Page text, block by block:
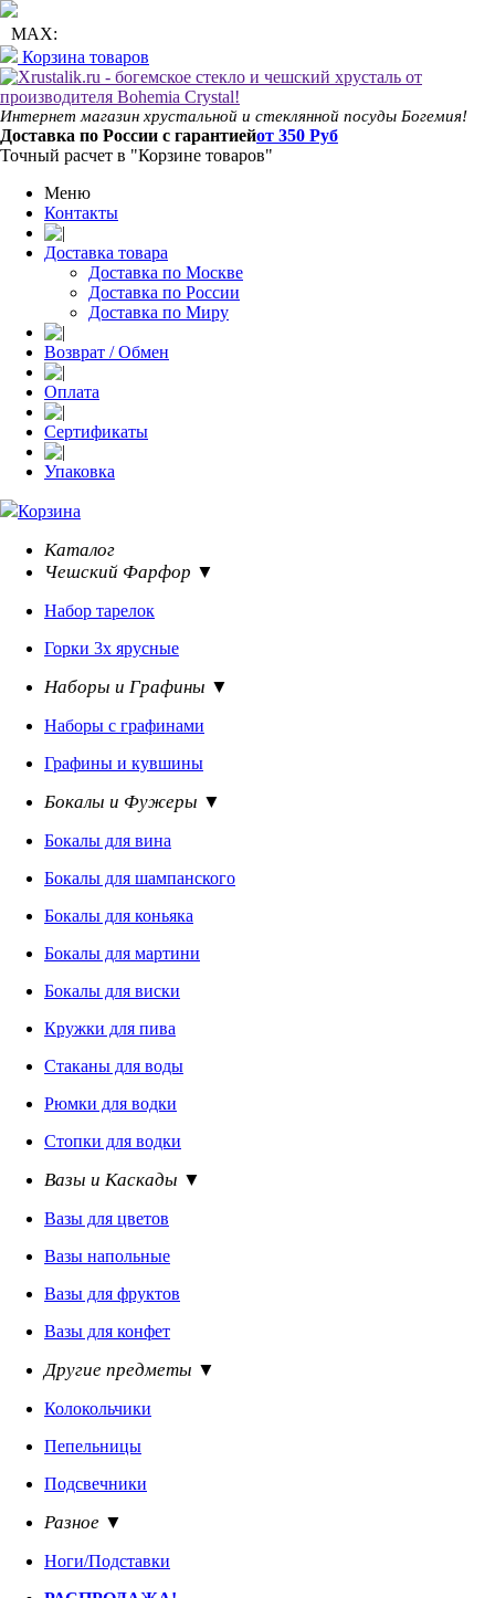
MAX:
Корзина товаров
Интернет магазин хрустальной и стеклянной посуды Богемия!
Доставка по России с гарантиейот 350 Руб
Точный расчет в "Корзине товаров"
Меню
Контакты
Доставка товара
Доставка по Москве
Доставка по России
Доставка по Миру
Возврат / Обмен
Оплата
Сертификаты
Упаковка
Корзина
Каталог
Чешский Фарфор ▼
Набор тарелок
Горки 3х ярусные
Наборы и Графины ▼
Наборы с графинами
Графины и кувшины
Бокалы и Фужеры ▼
Бокалы для вина
Бокалы для шампанского
Бокалы для коньяка
Бокалы для мартини
Бокалы для виски
Кружки для пива
Стаканы для воды
Рюмки для водки
Стопки для водки
Вазы и Каскады ▼
Вазы для цветов
Вазы напольные
Вазы для фруктов
Вазы для конфет
Другие предметы ▼
Колокольчики
Пепельницы
Подсвечники
Разное ▼
Ноги/Подставки